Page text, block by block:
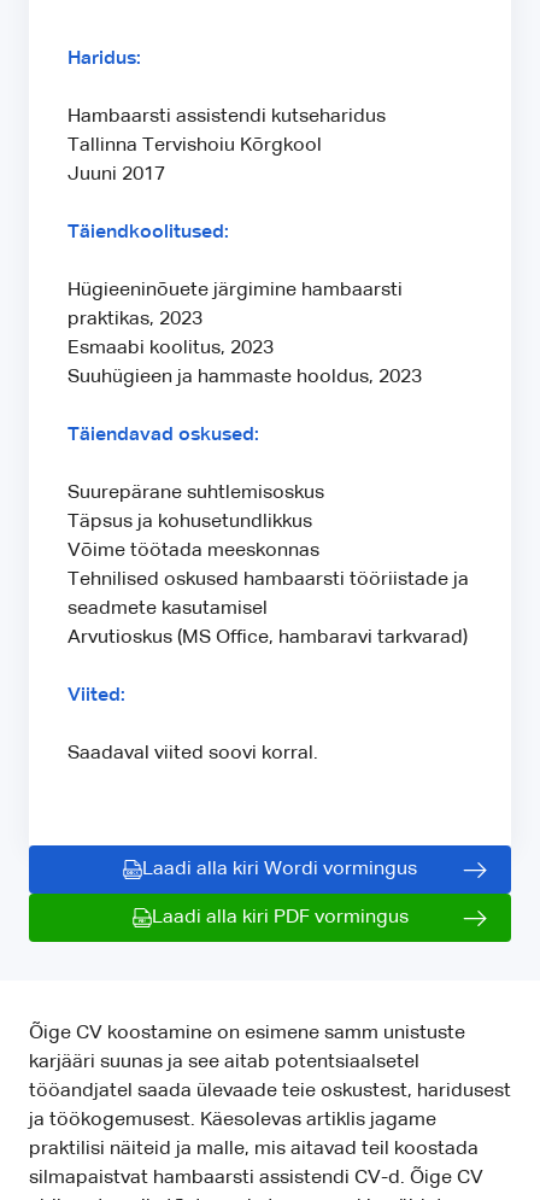
Haridus:
Hambaarsti assistendi kutseharidus
Tallinna Tervishoiu Kõrgkool
Juuni 2017
Täiendkoolitused:
Hügieeninõuete järgimine hambaarsti
praktikas, 2023
Esmaabi koolitus, 2023
Suuhügieen ja hammaste hooldus, 2023
Täiendavad oskused:
Suurepärane suhtlemisoskus
Täpsus ja kohusetundlikkus
Võime töötada meeskonnas
Tehnilised oskused hambaarsti tööriistade ja
seadmete kasutamisel
Arvutioskus (MS Office, hambaravi tarkvarad)
Viited:
Saadaval viited soovi korral.
Laadi alla kiri Wordi vormingus
Laadi alla kiri PDF vormingus
Õige CV koostamine on esimene samm unistuste
karjääri suunas ja see aitab potentsiaalsetel
tööandjatel saada ülevaade teie oskustest, haridusest
ja töökogemusest. Käesolevas artiklis jagame
praktilisi näiteid ja malle, mis aitavad teil koostada
silmapaistvat hambaarsti assistendi CV-d. Õige CV